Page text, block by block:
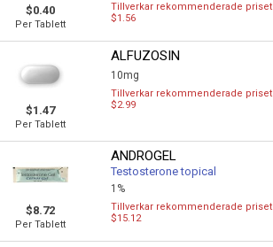
$0.40
Per Tablett
Tillverkar rekommenderade priset
$1.56
$1.47
Per Tablett
ALFUZOSIN
10mg
Tillverkar rekommenderade priset
$2.99
$8.72
Per Tablett
ANDROGEL
Testosterone topical
1%
Tillverkar rekommenderade priset
$15.12